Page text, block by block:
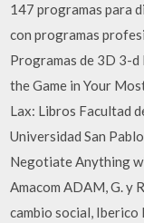
147 programas para
con programas
Programas de 3D 3-
the Game in Your
Lax: Libros Facultad
Universidad San
Negotiate Anything
Amacom ADAM, G. y
cambio social, Iberico